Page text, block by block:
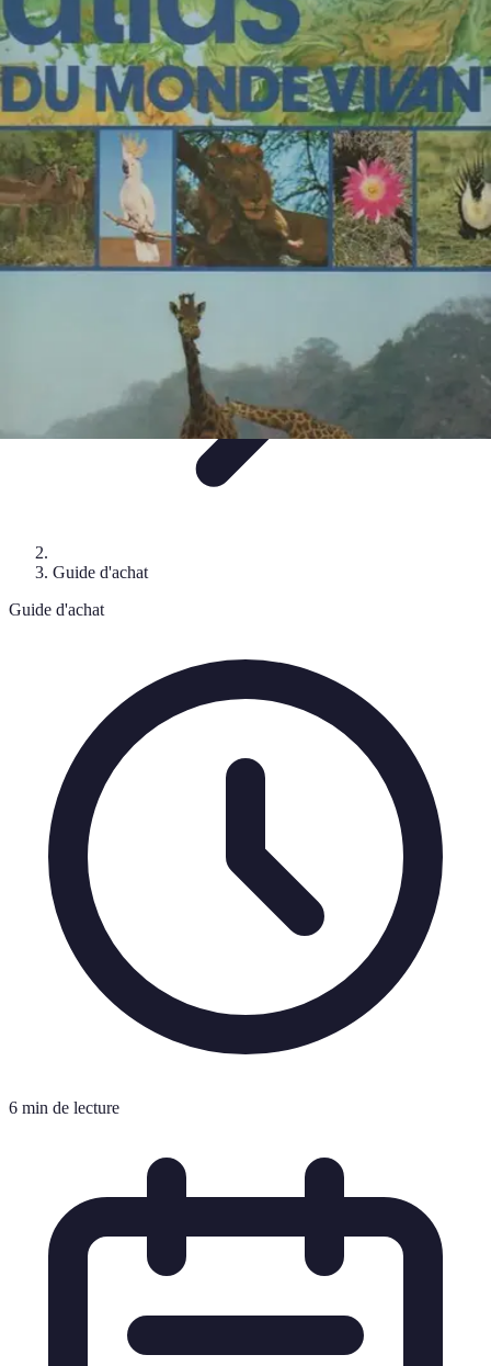
Atlas Géographique
TendancesPerception et UtilisationGuide d'achatÉducation et
ApprentissageAtlas Thématiques
Atlas Géographique
Guide d'achat
Guide d'achat
6 min de lecture